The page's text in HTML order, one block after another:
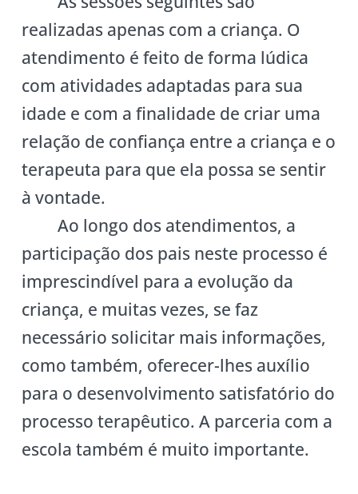
realizadas apenas com a criança. O
atendimento é feito de forma lúdica
com atividades adaptadas para sua
idade e com a finalidade de criar uma
relação de confiança entre a criança e o
terapeuta para que ela possa se sentir
à vontade.
Ao longo dos atendimentos, a
participação dos pais neste processo é
imprescindível para a evolução da
criança, e muitas vezes, se faz
necessário solicitar mais informações,
como também, oferecer-lhes auxílio
para o desenvolvimento satisfatório do
processo terapêutico. A parceria com a
escola também é muito importante.